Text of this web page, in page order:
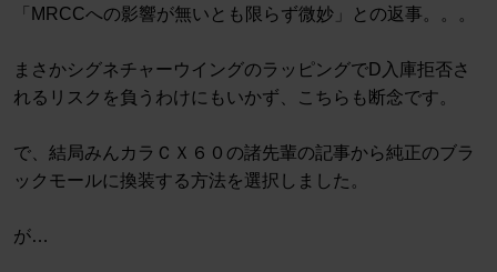
「MRCCへの影響が無いとも限らず微妙」との返事。。。
まさかシグネチャーウイングのラッピングでD入庫拒否さ
れるリスクを負うわけにもいかず、こちらも断念です。
で、結局みんカラＣＸ６０の諸先輩の記事から純正のブラ
ックモールに換装する方法を選択しました。
が…